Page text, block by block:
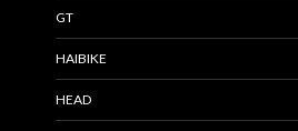
GT
HAIBIKE
HEAD